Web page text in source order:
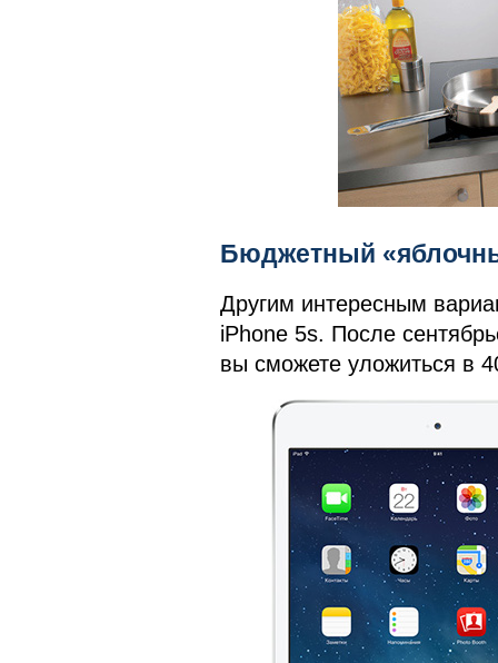
Бюджетный
Другим интересным
iPhone 5s. После
вы сможете уложиться в